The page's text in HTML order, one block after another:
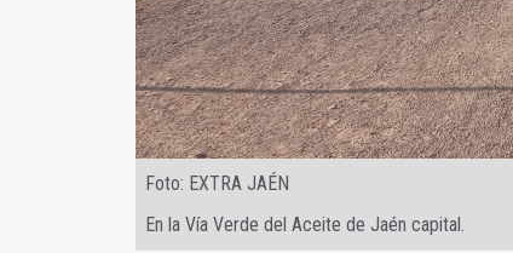
Foto: EXTRA JAÉN
En la Vía Verde del Aceite de Jaén capital.